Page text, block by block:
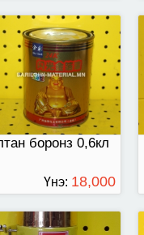
ТӨГРӨГ
боронз 0,6кл
Үнэ: 18,000
ТӨГРӨГ
алтан
/400мл/